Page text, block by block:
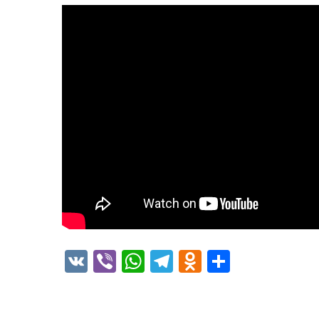
VK ViberWhatsApp
Telegram